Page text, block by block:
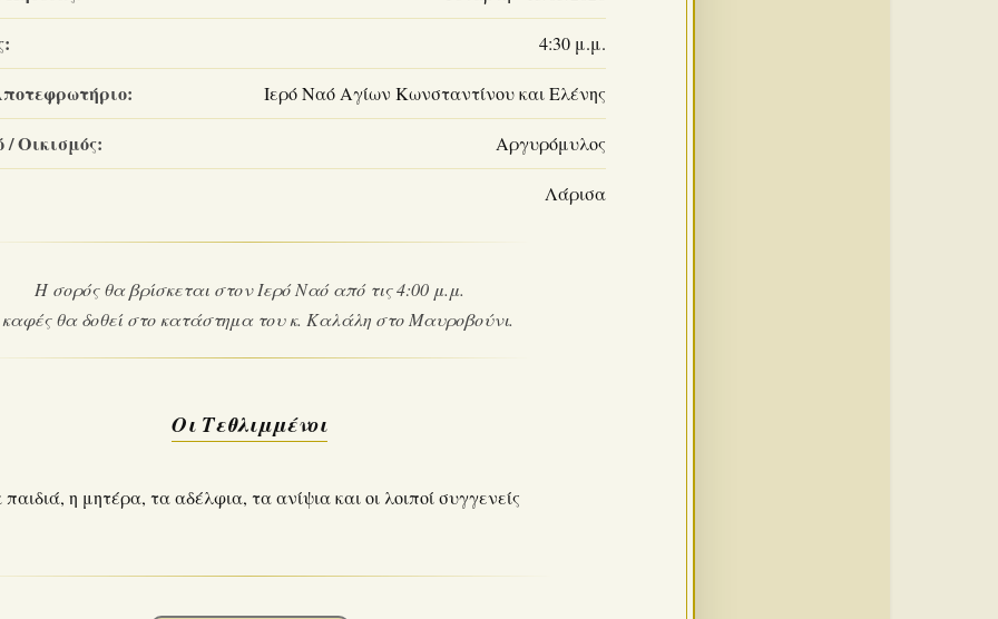
4:30 μ.μ.
Ιερό Ναό Αγίων Κωνσταντίνου και Ελένης
Οικισμός: Αργυρόμυλος
Λάρισα
Η σορός θα βρίσκεται στον Ιερό Ναό από τις 4:00 μ.μ.
θα δοθεί στο κατάστημα του κ. Καλάλη στο Μαυροβούνι.
Οι Τεθλιμμένοι
η μητέρα, τα αδέλφια, τα ανίψια και οι λοιποί συγγενείς